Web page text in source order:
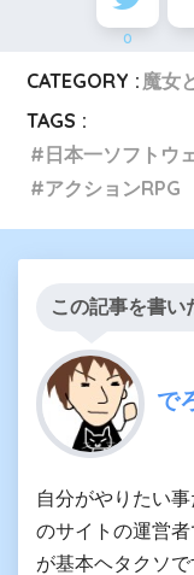
0
CATEGORY : 魔女
TAGS :
日本一ソフトウ
アクションRPG
この記事を書い
で
自分がやりたい
のサイトの運営
が基本ヘタクソ